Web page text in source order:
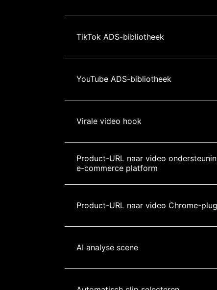
TikTok ADS-bibliotheek
YouTube ADS-bibliotheek
Virale video hook
Product-URL naar video
e-commerce platform
Product-URL naar video Chrome-
AI analyse scene